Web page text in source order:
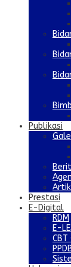
Publikasi
Prestasi
E-Digital
RDM
E-
CBT